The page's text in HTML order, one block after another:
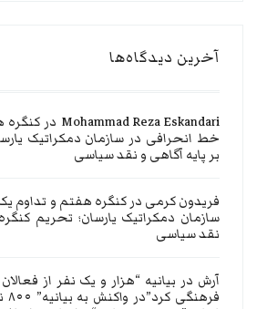
آخرین دیدگاه‌ها
Mohammad Reza Eskandari در کنگره
خط انحرافی در سازمان دمکراتیک
بر پایه آگاهی و نقد سیاسی
فریدون کرمی درکنگره هفتم و تداوم
سازمان دمکراتیک یارسان؛ تحریم
نقد سیاسی
آرش در بیانیه “هزار و یک نفر از